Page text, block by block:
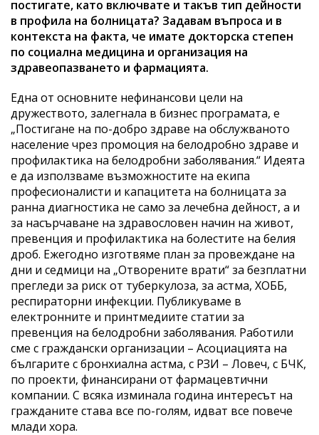
постигате, като включвате и такъв тип дейности
в профила на болницата? Задавам въпроса и в
контекста на факта, че имате докторска степен
по социална медицина и организация на
здравеопазването и фармацията.
Една от основните нефинансови цели на
дружеството, залегнала в бизнес програмата, е
„Постигане на по-добро здраве на обслужваното
население чрез промоция на белодробно здраве и
профилактика на белодробни заболявания.“ Идеята
е да използваме възможностите на екипа
професионалисти и капацитета на болницата за
ранна диагностика не само за лечебна дейност, а и
за насърчаване на здравословен начин на живот,
превенция и профилактика на болестите на белия
дроб. Ежегодно изготвяме план за провеждане на
дни и седмици на „Отворените врати“ за безплатни
прегледи за риск от туберкулоза, за астма, ХОББ,
респираторни инфекции. Публикуваме в
електронните и принтмедиите статии за
превенция на белодробни заболявания. Работили
сме с граждански организации – Асоциацията на
българите с бронхиална астма, с РЗИ – Ловеч, с БЧК,
по проекти, финансирани от фармацевтични
компании. С всяка изминала година интересът на
гражданите става все по-голям, идват все повече
млади хора.